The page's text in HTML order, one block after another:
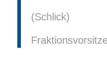
(Schlick)